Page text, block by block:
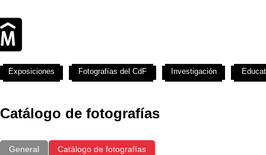
Catálogo de fotografías
General Catálogo de fotografías
Exposiciones Fotografías del CdF Investigación